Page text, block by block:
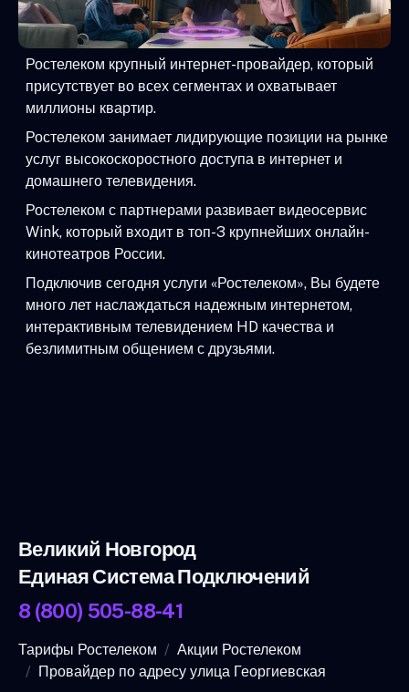
Ростелеком крупный интернет-провайдер, который
присутствует во всех сегментах и охватывает
миллионы квартир.
Ростелеком занимает лидирующие позиции на рынке
услуг высокоскоростного доступа в интернет и
домашнего телевидения.
Ростелеком с партнерами развивает видеосервис
Wink, который входит в топ-3 крупнейших онлайн-
кинотеатров России.
Подключив сегодня услуги «Ростелеком», Вы будете
много лет наслаждаться надежным интернетом,
интерактивным телевидением HD качества и
безлимитным общением с друзьями.
Великий Новгород
Единая Система Подключений
8 (800) 505-88-41
Тарифы Ростелеком
Акции Ростелеком
Провайдер по адресу улица Георгиевская